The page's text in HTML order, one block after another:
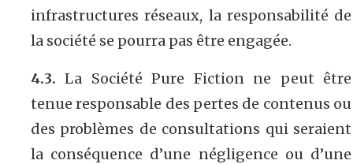
infrastructures réseaux, la responsabilité de
la société se pourra pas être engagée.
4.3. La Société Pure Fiction ne peut être
tenue responsable des pertes de contenus ou
des problèmes de consultations qui seraient
la conséquence d’une négligence ou d’une